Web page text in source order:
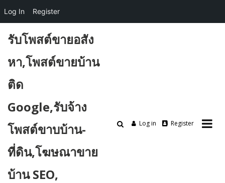
content
รับโพสต์ขายอสัง
หา,โพสต์ขายบ้าน
ติด
Google,รับจ้าง
โพสต์ขาบบ้าน-
ที่ดิน,โฆษณาขาย
บ้าน SEO,
Log in Register
Log In Register